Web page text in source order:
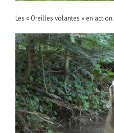
Les « Oreilles volantes » en action.